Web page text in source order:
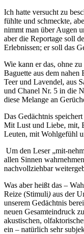
Ich hatte versucht zu
fühlte und schmeckte,
nimmt man über Augen
aber die Reportage soll
Erlebnissen; er soll das
Wie kann er das, ohne
Baguette aus dem
Teer und Lavendel, aus
und Chanel Nr. 5 in die
diese Melange an
Das Gedächtnis
Mit Lust und Liebe, mit,
Leuten, mit Wohlgefühl
Um den Leser „mit-
allen Sinnen
nachvollziehbar
Was aber heißt das –
Reize (Stimuli) aus der
unserem Gedächtnis
neuen Gesamteindruck
akustischen,
ein – natürlich sehr